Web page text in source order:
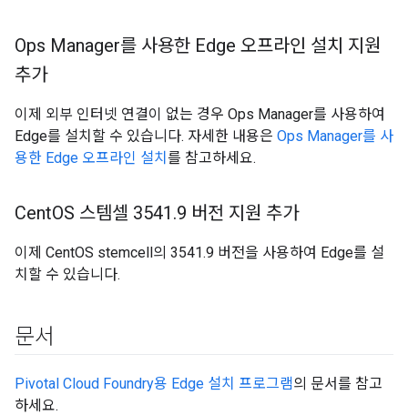
Ops Manager를 사용한 Edge 오프라인 설치 지원
추가
이제 외부 인터넷 연결이 없는 경우 Ops Manager를 사용하여
Edge를 설치할 수 있습니다. 자세한 내용은 Ops Manager를 사
용한 Edge 오프라인 설치 를 참고하세요.
CentOS 스템셀 3541 .9 버전 지원 추가
이제 CentOS stemcell의 3541.9 버전을 사용하여 Edge를 설
치할 수 있습니다.
문서
Pivotal Cloud Foundry용 Edge 설치 프로그램의 문서를 참고
하세요.